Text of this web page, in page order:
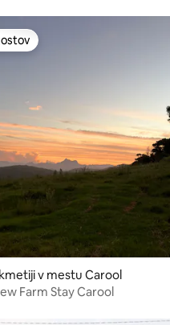
prenočišča z značko
v mestu Carool
Farm Stay Carool